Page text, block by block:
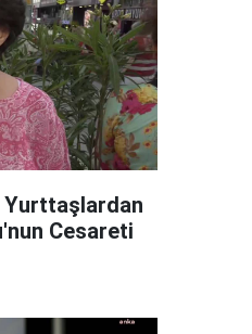
Yurttaşlardan
Cesareti